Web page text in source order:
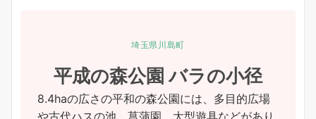
埼玉県川島町
平成の森公園 バラの小径
8.4haの広さの平和の森公園には、多目的広場
や古代ハスの池、菖蒲園、大型遊具などがあり